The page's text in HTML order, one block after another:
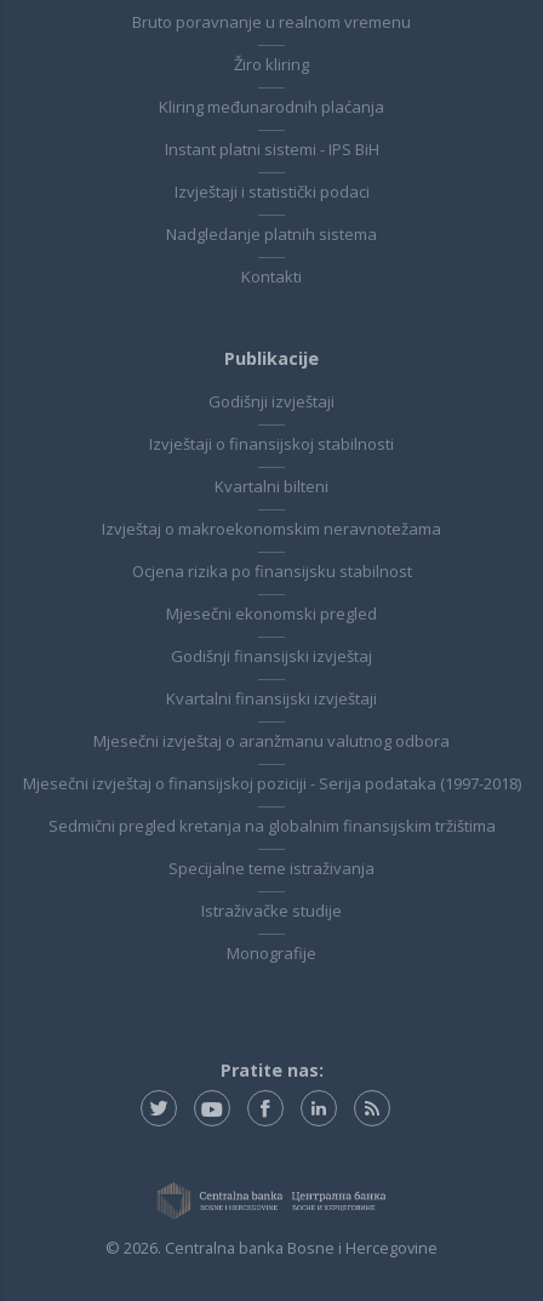
Bruto poravnanje u realnom vremenu
Žiro kliring
Kliring međunarodnih plaćanja
Instant platni sistemi - IPS BiH
Izvještaji i statistički podaci
Nadgledanje platnih sistema
Kontakti
Publikacije
Godišnji izvještaji
Izvještaji o finansijskoj stabilnosti
Kvartalni bilteni
Izvještaj o makroekonomskim neravnotežama
Ocjena rizika po finansijsku stabilnost
Mjesečni ekonomski pregled
Godišnji finansijski izvještaj
Kvartalni finansijski izvještaji
Mjesečni izvještaj o aranžmanu valutnog odbora
Mjesečni izvještaj o finansijskoj poziciji - Serija podataka (1997-2018)
Sedmični pregled kretanja na globalnim finansijskim tržištima
Specijalne teme istraživanja
Istraživačke studije
Monografije
Pratite nas:
© 2026. Centralna banka Bosne i Hercegovine